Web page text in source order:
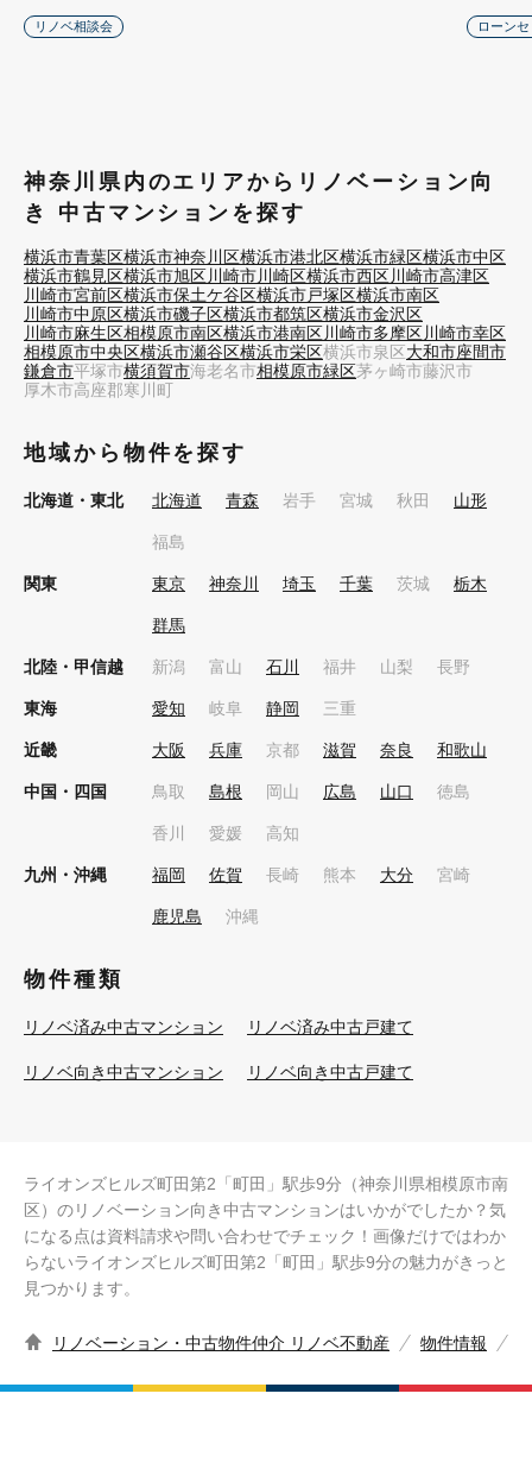
リノベ相談会 ローン
神奈川県内のエリアからリノベーション向
き 中古マンションを探す
横浜市青葉区横浜市神奈川区横浜市港北区横浜市緑区横浜市中区
横浜市鶴見区横浜市旭区川崎市川崎区横浜市西区川崎市高津区
川崎市宮前区横浜市保土ケ谷区横浜市戸塚区横浜市南区
川崎市中原区横浜市磯子区横浜市都筑区横浜市金沢区
川崎市麻生区相模原市南区横浜市港南区川崎市多摩区川崎市幸区
相模原市中央区横浜市瀬谷区横浜市栄区横浜市泉区大和市座間市
鎌倉市平塚市横須賀市海老名市相模原市緑区茅ヶ崎市藤沢市
厚木市高座郡寒川町
地域から物件を探す
北海道・東北 北海道 青森 岩手 宮城 秋田 山形
福島
関東 東京 神奈川 埼玉 千葉 茨城 栃木
群馬
北陸・甲信越 新潟 富山 石川 福井 山梨 長野
東海 愛知 岐阜 静岡 三重
近畿 大阪 兵庫 京都 滋賀 奈良 和歌山
中国・四国 鳥取 島根 岡山 広島 山口 徳島
香川 愛媛 高知
九州・沖縄 福岡 佐賀 長崎 熊本 大分 宮崎
鹿児島 沖縄
物件種類
リノベ済み中古マンション リノベ済み中古戸建て
リノベ向き中古マンション リノベ向き中古戸建て
ライオンズヒルズ町田第2「町田」駅歩9分（神奈川県相模原市南
区）のリノベーション向き中古マンションはいかがでしたか？気
になる点は資料請求や問い合わせでチェック！画像だけではわか
らないライオンズヒルズ町田第2「町田」駅歩9分の魅力がきっと
見つかります。
リノベーション・中古物件仲介 リノベ不動産 物件情報